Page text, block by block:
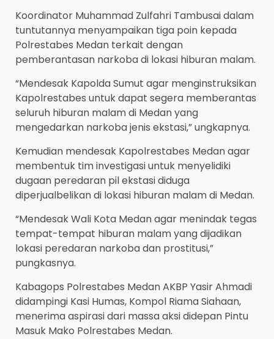
Koordinator Muhammad Zulfahri Tambusai dalam
tuntutannya menyampaikan tiga poin kepada
Polrestabes Medan terkait dengan
pemberantasan narkoba di lokasi hiburan malam.
“Mendesak Kapolda Sumut agar menginstruksikan
Kapolrestabes untuk dapat segera memberantas
seluruh hiburan malam di Medan yang
mengedarkan narkoba jenis ekstasi,” ungkapnya.
Kemudian mendesak Kapolrestabes Medan agar
membentuk tim investigasi untuk menyelidiki
dugaan peredaran pil ekstasi diduga
diperjualbelikan di lokasi hiburan malam di Medan.
“Mendesak Wali Kota Medan agar menindak tegas
tempat-tempat hiburan malam yang dijadikan
lokasi peredaran narkoba dan prostitusi,”
pungkasnya.
Kabagops Polrestabes Medan AKBP Yasir Ahmadi
didampingi Kasi Humas, Kompol Riama Siahaan,
menerima aspirasi dari massa aksi didepan Pintu
Masuk Mako Polrestabes Medan.